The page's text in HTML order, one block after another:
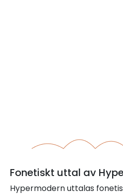
Fonetiskt uttal av
Hypermodern uttalas